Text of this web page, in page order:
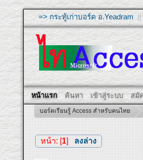
=> กระทู้เก่าบอร์ด อ.Yeadram
หน้าแรก ค้นหา เข้าสู่ระบบ สมั
บอร์ดเรียนรู้ Access สำหรับคนไทย
หน้า: [1] ลงล่าง